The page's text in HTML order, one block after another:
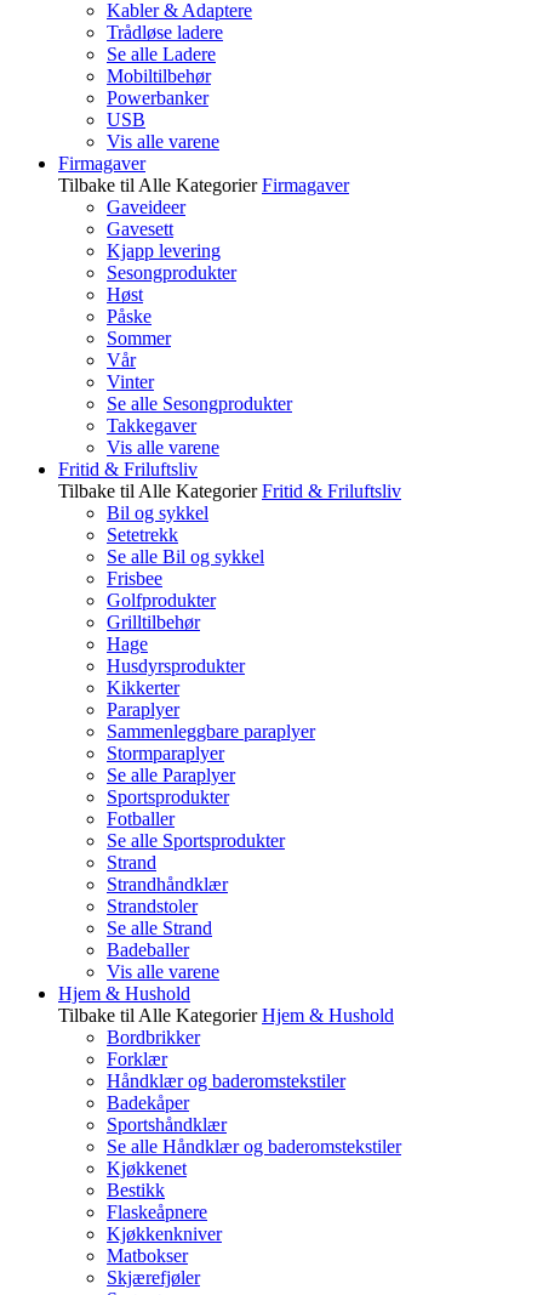
Kabler & Adaptere
Trådløse ladere
Se alle Ladere
Mobiltilbehør
Powerbanker
USB
Vis alle varene
Firmagaver
Tilbake til Alle Kategorier Firmagaver
Gaveideer
Gavesett
Kjapp levering
Sesongprodukter
Høst
Påske
Sommer
Vår
Vinter
Se alle Sesongprodukter
Takkegaver
Vis alle varene
Fritid & Friluftsliv
Tilbake til Alle Kategorier Fritid & Friluftsliv
Bil og sykkel
Setetrekk
Se alle Bil og sykkel
Frisbee
Golfprodukter
Grilltilbehør
Hage
Husdyrsprodukter
Kikkerter
Paraplyer
Sammenleggbare paraplyer
Stormparaplyer
Se alle Paraplyer
Sportsprodukter
Fotballer
Se alle Sportsprodukter
Strand
Strandhåndklær
Strandstoler
Se alle Strand
Badeballer
Vis alle varene
Hjem & Hushold
Tilbake til Alle Kategorier Hjem & Hushold
Bordbrikker
Forklær
Håndklær og baderomstekstiler
Badekåper
Sportshåndklær
Se alle Håndklær og baderomstekstiler
Kjøkkenet
Bestikk
Flaskeåpnere
Kjøkkenkniver
Matbokser
Skjærefjøler